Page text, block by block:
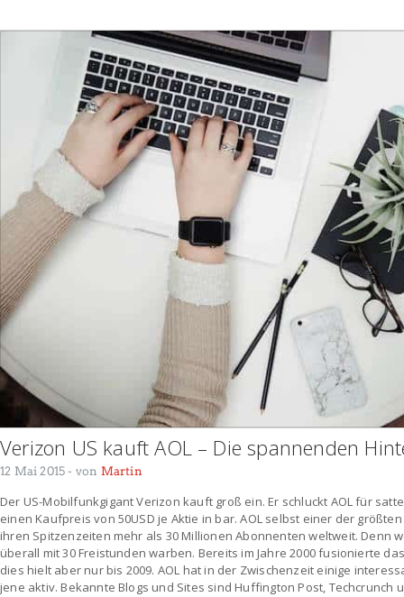
Verizon US kauft AOL – Die spannenden
12 Mai 2015 - von Martin
Der US-Mobilfunkgigant Verizon kauft groß ein. Er schluckt AOL für
einen Kaufpreis von 50USD je Aktie in bar. AOL selbst einer der
ihren Spitzenzeiten mehr als 30 Millionen Abonnenten weltweit. Denn
überall mit 30 Freistunden warben. Bereits im Jahre 2000 fusionierte
dies hielt aber nur bis 2009. AOL hat in der Zwischenzeit einige
jene aktiv. Bekannte Blogs und Sites sind Huffington Post, Techcrunch